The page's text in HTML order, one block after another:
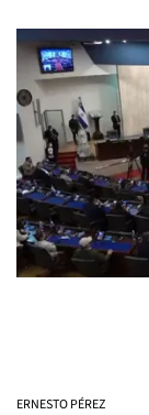
ERNESTO PÉREZ